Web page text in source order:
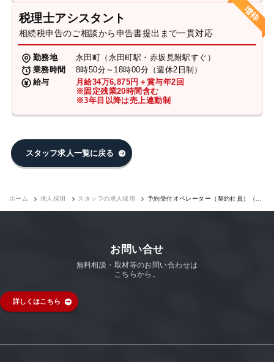
税理士アシスタント
相続税申告のご相談から申告書提出まで一貫対応
勤務地
永田町（永田町駅・赤坂見附駅すぐ）
業務時間
8時50分～18時00分（週休2日制）
給与
月給34万6,875円＋賞与年2回
※固定残業20時間含む
※3年目以降は売上連動制
スタッフ求人一覧に戻る
ホーム 求人採用 スタッフの求人採用
予約受付オペレーター（契約社員）（永
お問い合せ
無料相談・取材等のお問い合わせは
こちらから。
詳しくはこちら